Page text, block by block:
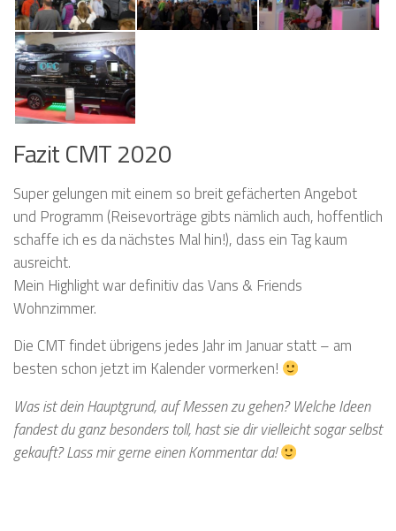
Fazit CMT 2020
Super gelungen mit einem so breit gefächerten Angebot
und Programm (Reisevorträge gibts nämlich auch, hoffentlich
schaffe ich es da nächstes Mal hin!), dass ein Tag kaum
ausreicht.
Mein Highlight war definitiv das Vans & Friends
Wohnzimmer.
Die CMT findet übrigens jedes Jahr im Januar statt – am
besten schon jetzt im Kalender vormerken!
Was ist dein Hauptgrund, auf Messen zu gehen? Welche Ideen
fandest du ganz besonders toll, hast sie dir vielleicht sogar selbst
gekauft? Lass mir gerne einen Kommentar da!